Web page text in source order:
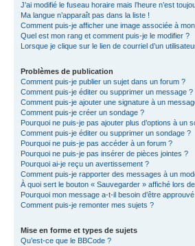
J’ai modifié le fuseau horaire mais l’heure n’est
Ma langue n’apparaît pas dans la liste !
Comment puis-je afficher une image associée à
Quel est mon rang et comment puis-je le modifier ?
Lorsque je clique sur le lien de courriel d’un
Problèmes de publication
Comment puis-je publier un sujet dans un forum ?
Comment puis-je éditer ou supprimer un message ?
Comment puis-je ajouter une signature à un
Comment puis-je créer un sondage ?
Pourquoi ne puis-je pas ajouter plus d’options à un
Comment puis-je éditer ou supprimer un sondage ?
Pourquoi ne puis-je pas accéder à un forum ?
Pourquoi ne puis-je pas insérer de pièces jointes ?
Pourquoi ai-je reçu un avertissement ?
Comment puis-je rapporter des messages à un
À quoi sert le bouton « Sauvegarder » affiché lors
Pourquoi mon message a-t-il besoin d’être
Comment puis-je remonter mes sujets ?
Mise en forme et types de sujets
Qu’est-ce que le BBCode ?